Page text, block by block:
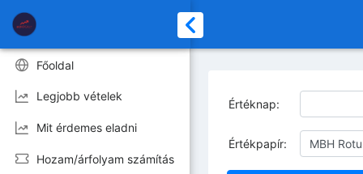
Főoldal
Legjobb vételek
Mit érdemes eladni
Hozam/árfolyam számítás
Értéknap:
Értékpapír: